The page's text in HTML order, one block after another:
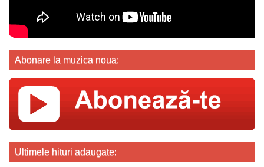
Abonare la muzica noua:
Ultimele hituri adaugate: